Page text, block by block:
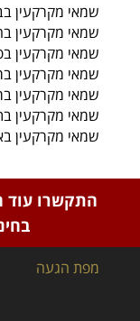
שמאי מקרקעין
שמאי מקרקעין
שמאי מקרקעין
שמאי מקרקעין
שמאי מקרקעין
שמאי מקרקעין
שמאי מקרקעין
התקשרו עוד
מפת הגעה